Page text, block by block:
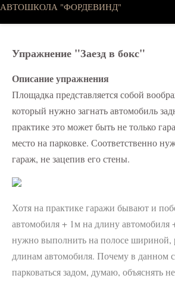
АВТОШКОЛА "ФОРДЕВИНД"
Упражнение "Заезд в бокс"
Описание упражнения
Площадка представляется собой
который нужно загнать автомобиль
практике это может быть не только
место на парковке. Соответственно
гараж, не зацепив его стены.
Хотя на практике гаражи бывают и
автомобиля + 1м на длину
нужно выполнить на полосе шириной,
длинам автомобиля. Почему в данном
парковаться задом, думаю, объяснять